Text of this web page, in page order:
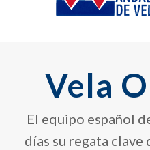
Vela
El equipo español
días su regata clave